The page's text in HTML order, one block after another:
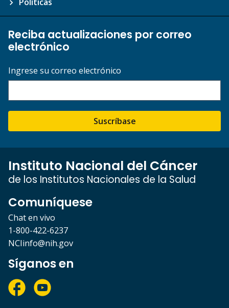
Reciba actualizaciones por correo
electrónico
Ingrese su correo electrónico
Suscríbase
Instituto Nacional del Cáncer
de los Institutos Nacionales de la Salud
Comuníquese
Chat en vivo
1-800-422-6237
NCIinfo@nih.gov
Síganos en